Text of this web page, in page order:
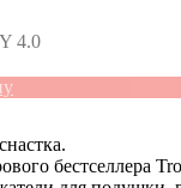
4.0
бестселлера